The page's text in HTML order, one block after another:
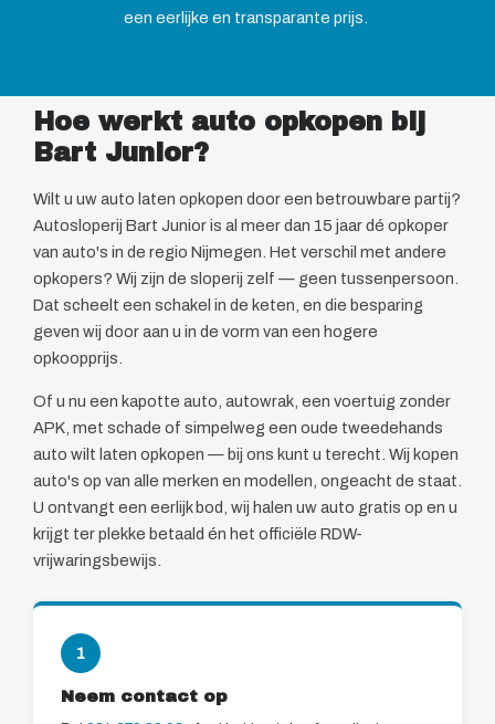
een eerlijke en transparante prijs.
Hoe werkt auto opkopen bij
Bart Junior?
Wilt u uw auto laten opkopen door een betrouwbare partij?
Autosloperij Bart Junior is al meer dan 15 jaar dé opkoper
van auto's in de regio Nijmegen. Het verschil met andere
opkopers? Wij zijn de sloperij zelf — geen tussenpersoon.
Dat scheelt een schakel in de keten, en die besparing
geven wij door aan u in de vorm van een hogere
opkoopprijs.
Of u nu een kapotte auto, autowrak, een voertuig zonder
APK, met schade of simpelweg een oude tweedehands
auto wilt laten opkopen — bij ons kunt u terecht. Wij kopen
auto's op van alle merken en modellen, ongeacht de staat.
U ontvangt een eerlijk bod, wij halen uw auto gratis op en u
krijgt ter plekke betaald én het officiële RDW-
vrijwaringsbewijs.
1
Neem contact op